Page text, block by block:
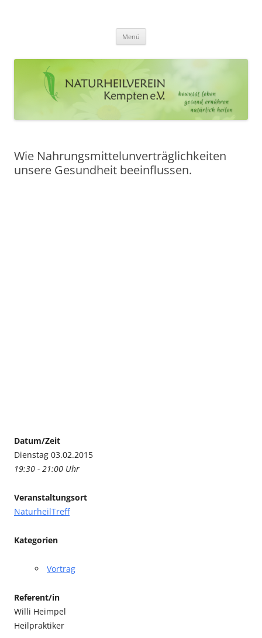
Menü
Wie Nahrungsmittelunverträglichkeiten
unsere Gesundheit beeinflussen.
Datum/Zeit
Dienstag 03.02.2015
19:30 - 21:00 Uhr
Veranstaltungsort
NaturheilTreff
Kategorien
Vortrag
Referent/in
Willi Heimpel
Heilpraktiker